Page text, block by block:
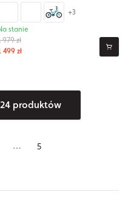
+3
979 zł
499 zł
stanie
produktów
⋯ 5